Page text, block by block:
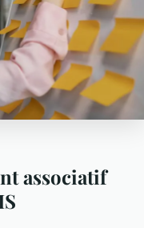
associatif